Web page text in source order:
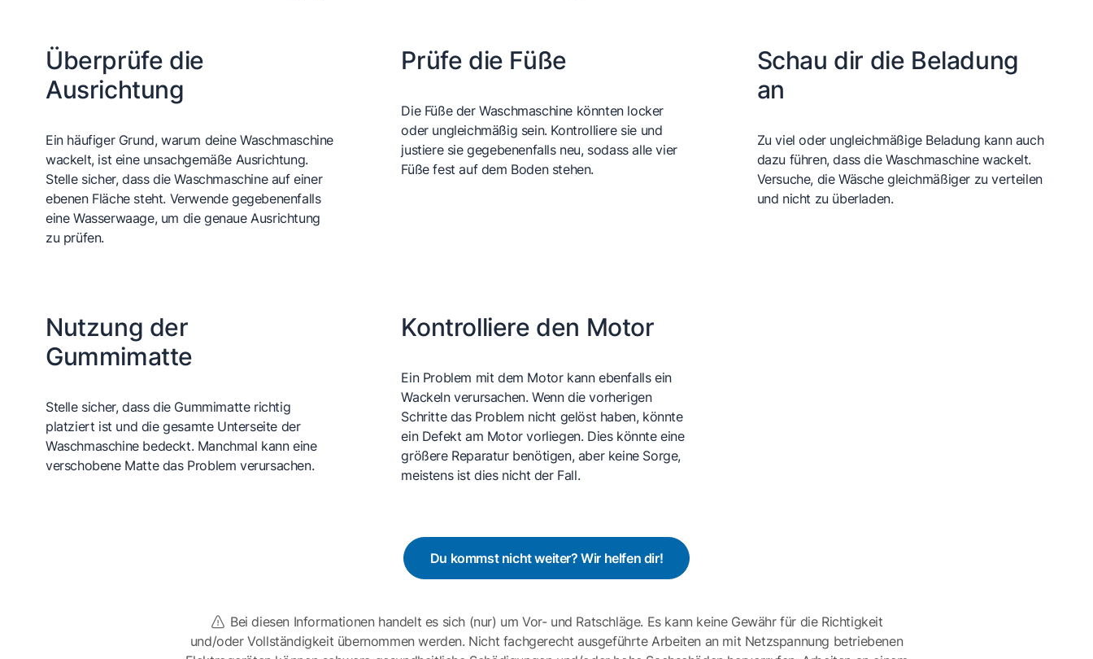
Überprüfe die
Ausrichtung
Ein häufiger Grund, warum deine Waschmaschine
wackelt, ist eine unsachgemäße Ausrichtung.
Stelle sicher, dass die Waschmaschine auf einer
ebenen Fläche steht. Verwende gegebenenfalls
eine Wasserwaage, um die genaue Ausrichtung
zu prüfen.
Prüfe die Füße
Die Füße der Waschmaschine könnten locker
oder ungleichmäßig sein. Kontrolliere sie und
justiere sie gegebenenfalls neu, sodass alle vier
Füße fest auf dem Boden stehen.
Schau dir die Beladung
an
Zu viel oder ungleichmäßige Beladung kann auch
dazu führen, dass die Waschmaschine wackelt.
Versuche, die Wäsche gleichmäßiger zu verteilen
und nicht zu überladen.
Nutzung der
Gummimatte
Stelle sicher, dass die Gummimatte richtig
platziert ist und die gesamte Unterseite der
Waschmaschine bedeckt. Manchmal kann eine
verschobene Matte das Problem verursachen.
Kontrolliere den Motor
Ein Problem mit dem Motor kann ebenfalls ein
Wackeln verursachen. Wenn die vorherigen
Schritte das Problem nicht gelöst haben, könnte
ein Defekt am Motor vorliegen. Dies könnte eine
größere Reparatur benötigen, aber keine Sorge,
meistens ist dies nicht der Fall.
Du kommst nicht weiter? Wir helfen dir!
Bei diesen Informationen handelt es sich (nur) um Vor- und Ratschläge. Es kann keine Gewähr für die Richtigkeit
und/oder Vollständigkeit übernommen werden. Nicht fachgerecht ausgeführte Arbeiten an mit Netzspannung betriebenen